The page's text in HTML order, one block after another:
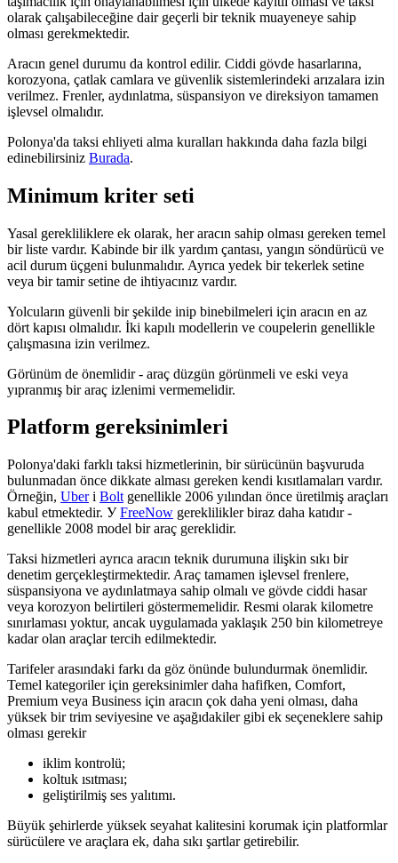
olarak çalışabileceğine dair geçerli bir teknik muayeneye sahip
olması gerekmektedir.
Aracın genel durumu da kontrol edilir. Ciddi gövde hasarlarına,
korozyona, çatlak camlara ve güvenlik sistemlerindeki arızalara izin
verilmez. Frenler, aydınlatma, süspansiyon ve direksiyon tamamen
işlevsel olmalıdır.
Polonya'da taksi ehliyeti alma kuralları hakkında daha fazla bilgi
edinebilirsiniz Burada.
Minimum kriter seti
Yasal gerekliliklere ek olarak, her aracın sahip olması gereken temel
bir liste vardır. Kabinde bir ilk yardım çantası, yangın söndürücü ve
acil durum üçgeni bulunmalıdır. Ayrıca yedek bir tekerlek setine
veya bir tamir setine de ihtiyacınız vardır.
Yolcuların güvenli bir şekilde inip binebilmeleri için aracın en az
dört kapısı olmalıdır. İki kapılı modellerin ve coupelerin genellikle
çalışmasına izin verilmez.
Görünüm de önemlidir - araç düzgün görünmeli ve eski veya
yıpranmış bir araç izlenimi vermemelidir.
Platform gereksinimleri
Polonya'daki farklı taksi hizmetlerinin, bir sürücünün başvuruda
bulunmadan önce dikkate alması gereken kendi kısıtlamaları vardır.
Örneğin, Uberі Bolt genellikle 2006 yılından önce üretilmiş araçları
kabul etmektedir. УFreeNow gereklilikler biraz daha katıdır -
genellikle 2008 model bir araç gereklidir.
Taksi hizmetleri ayrıca aracın teknik durumuna ilişkin sıkı bir
denetim gerçekleştirmektedir. Araç tamamen işlevsel frenlere,
süspansiyona ve aydınlatmaya sahip olmalı ve gövde ciddi hasar
veya korozyon belirtileri göstermemelidir. Resmi olarak kilometre
sınırlaması yoktur, ancak uygulamada yaklaşık 250 bin kilometreye
kadar olan araçlar tercih edilmektedir.
Tarifeler arasındaki farkı da göz önünde bulundurmak önemlidir.
Temel kategoriler için gereksinimler daha hafifken, Comfort,
Premium veya Business için aracın çok daha yeni olması, daha
yüksek bir trim seviyesine ve aşağıdakiler gibi ek seçeneklere sahip
olması gerekir
iklim kontrolü;
koltuk ısıtması;
geliştirilmiş ses yalıtımı.
Büyük şehirlerde yüksek seyahat kalitesini korumak için platformlar
sürücülere ve araçlara ek, daha sıkı şartlar getirebilir.